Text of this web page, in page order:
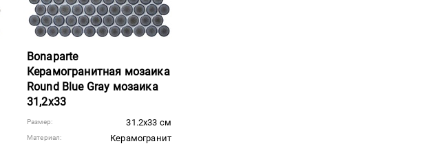
Bonaparte
Керамогранитная мозаика
Round Blue Gray мозаика
31,2x33
Размер: 31.2x33 см
Материал: Керамогранит